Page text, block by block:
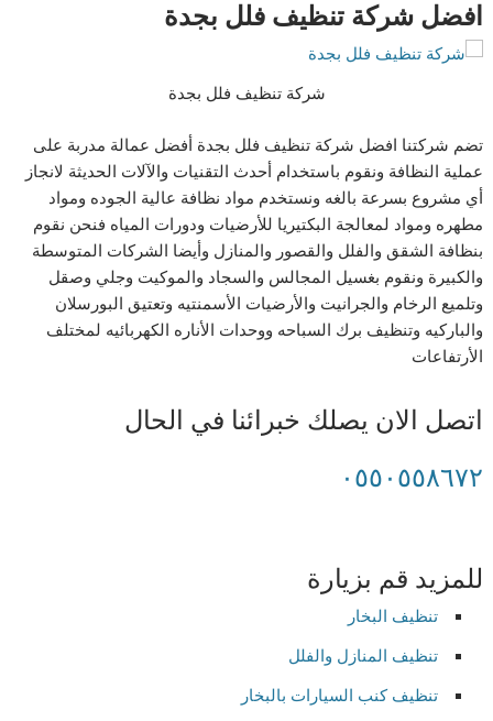
افضل شركة تنظيف فلل بجدة
شركة تنظيف فلل بجدة
تضم شركتنا افضل شركة تنظيف فلل بجدة أفضل عمالة مدربة على
عملية النظافة ونقوم باستخدام أحدث التقنيات والآلات الحديثة لانجاز
أي مشروع بسرعة بالغه ونستخدم مواد نظافة عالية الجوده ومواد
مطهره ومواد لمعالجة البكتيريا للأرضيات ودورات المياه فنحن نقوم
بنظافة الشقق والفلل والقصور والمنازل وأيضا الشركات المتوسطة
والكبيرة ونقوم بغسيل المجالس والسجاد والموكيت وجلي وصقل
وتلميع الرخام والجرانيت والأرضيات الأسمنتيه وتعتيق البورسلان
والباركيه وتنظيف برك السباحه ووحدات الأناره الكهربائيه لمختلف
الأرتفاعات
اتصل الان يصلك خبرائنا في الحال
٠٥٥٠٥٥٨٦٧٢
للمزيد قم بزيارة
تنظيف البخار
تنظيف المنازل والفلل
تنظيف كنب السيارات بالبخار